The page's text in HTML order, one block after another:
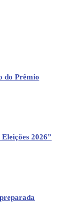
do Prêmio
2026”